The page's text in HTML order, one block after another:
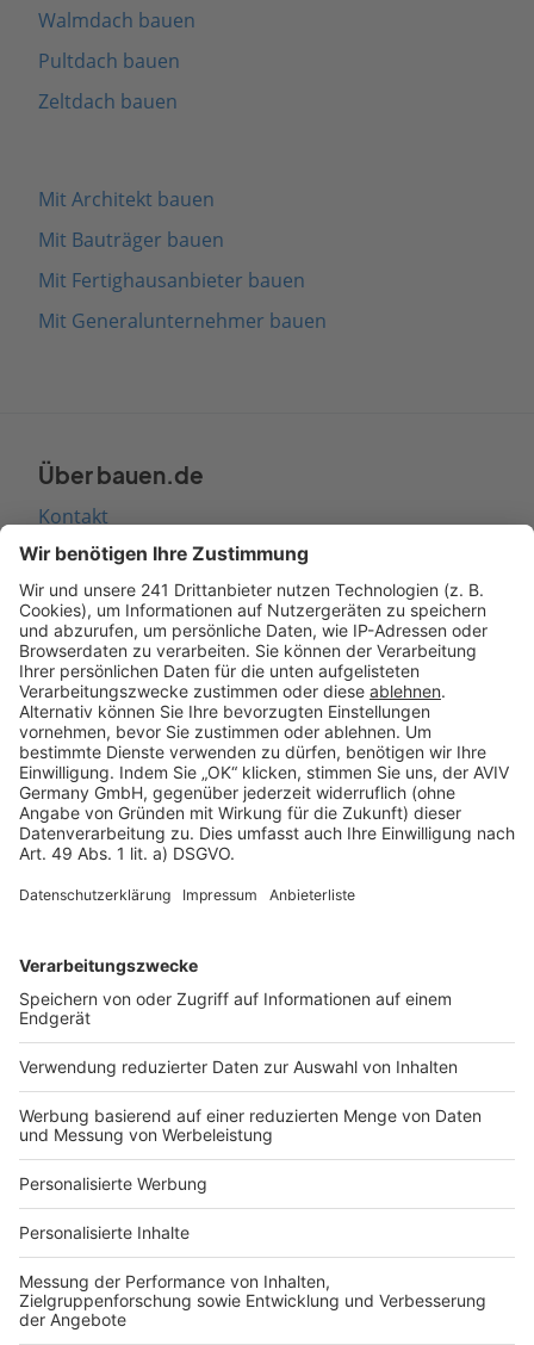
Walmdach bauen
Pultdach bauen
Zeltdach bauen
Mit Architekt bauen
Mit Bauträger bauen
Mit Fertighausanbieter bauen
Mit Generalunternehmer bauen
Über bauen.de
Kontakt
Seitenaufbau
Barrierefreiheit
Cookie Einstellungen
Rechtliches
AGB-Übersicht
Datenschutz
Impressum
Services
Bauprojekt-Quiz
Häuser-Suche
Hausanbieter-Suche
Bauprojekt-Profil
Für Unternehmen
Ihre Baufirma auf bauen.de
Kostenloses Infogespräch